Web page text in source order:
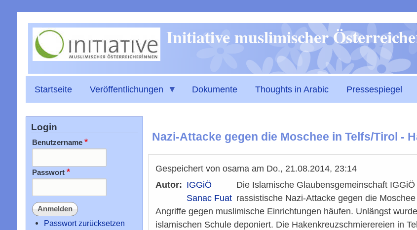
zum
Inhalt
Initiative muslimischer
Startseite Veröffentlichungen Dokumente Thoughts in Arabic Pressespiegel
Nazi-Attacke gegen die Moschee in Telfs/Tirol -
Gespeichert von osama am Do., 21.08.2014, 23:14
Autor
IGGiÖ
Sanac Fuat
Die Islamische Glaubensgemeinschaft
rassistische Nazi-Attacke gegen die
Angriffe gegen muslimische Einrichtungen häufen. Unlängst
islamischen Schule deponiert. Die Hakenkreuzschmierereien in
Login
Benutzername
Passwort
Passwort zurücksetzen